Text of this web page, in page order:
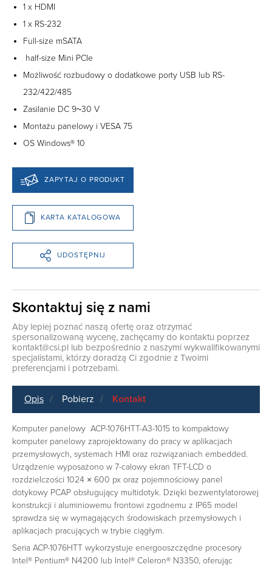
1 x HDMI
1 x RS-232
Full-size mSATA
half-size Mini PCIe
Możliwość rozbudowy o dodatkowe porty USB lub RS-
232/422/485
Zasilanie DC 9~30 V
Montażu panelowy i VESA 75
OS Windows® 10
ZAPYTAJ O PRODUKT
KARTA KATALOGOWA
UDOSTĘPNIJ
Skontaktuj się z nami
Aby lepiej poznać naszą ofertę oraz otrzymać
spersonalizowaną wycenę, zachęcamy do kontaktu poprzez
kontakt@csi.pl lub bezpośrednio z naszymi wykwalifikowanymi
specjalistami, którzy doradzą Ci zgodnie z Twoimi
preferencjami i potrzebami.
Opis Pobierz Kontakt
Komputer panelowy ACP-1076HTT-A3-1015 to kompaktowy
komputer panelowy zaprojektowany do pracy w aplikacjach
przemysłowych, systemach HMI oraz rozwiązaniach embedded.
Urządzenie wyposażono w 7-calowy ekran TFT-LCD o
rozdzielczości 1024 × 600 px oraz pojemnościowy panel
dotykowy PCAP obsługujący multidotyk. Dzięki bezwentylatorowej
konstrukcji i aluminiowemu frontowi zgodnemu z IP65 model
sprawdza się w wymagających środowiskach przemysłowych i
aplikacjach pracujących w trybie ciągłym.
Seria ACP-1076HTT wykorzystuje energooszczędne procesory
Intel® Pentium® N4200 lub Intel® Celeron® N3350, oferując